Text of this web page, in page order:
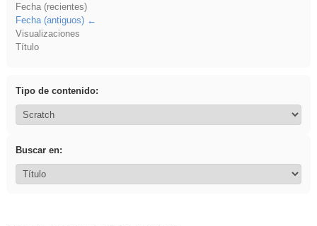
Fecha (recientes)
Fecha (antiguos)
Visualizaciones
Título
Tipo de contenido:
Buscar en: